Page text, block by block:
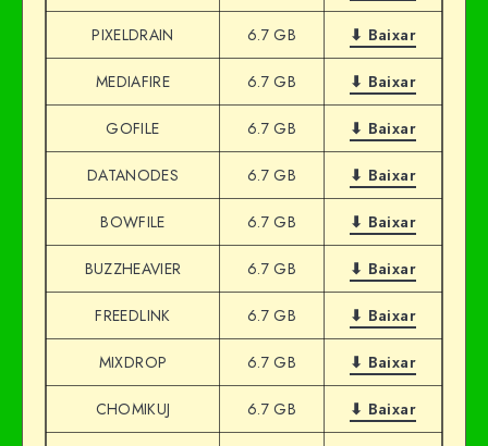
PIXELDRAIN 6.7 GB ⬇ Baixar
MEDIAFIRE 6.7 GB ⬇ Baixar
GOFILE 6.7 GB ⬇ Baixar
DATANODES 6.7 GB ⬇ Baixar
BOWFILE 6.7 GB ⬇ Baixar
BUZZHEAVIER 6.7 GB ⬇ Baixar
FREEDLINK 6.7 GB ⬇ Baixar
MIXDROP 6.7 GB ⬇ Baixar
CHOMIKUJ 6.7 GB ⬇ Baixar